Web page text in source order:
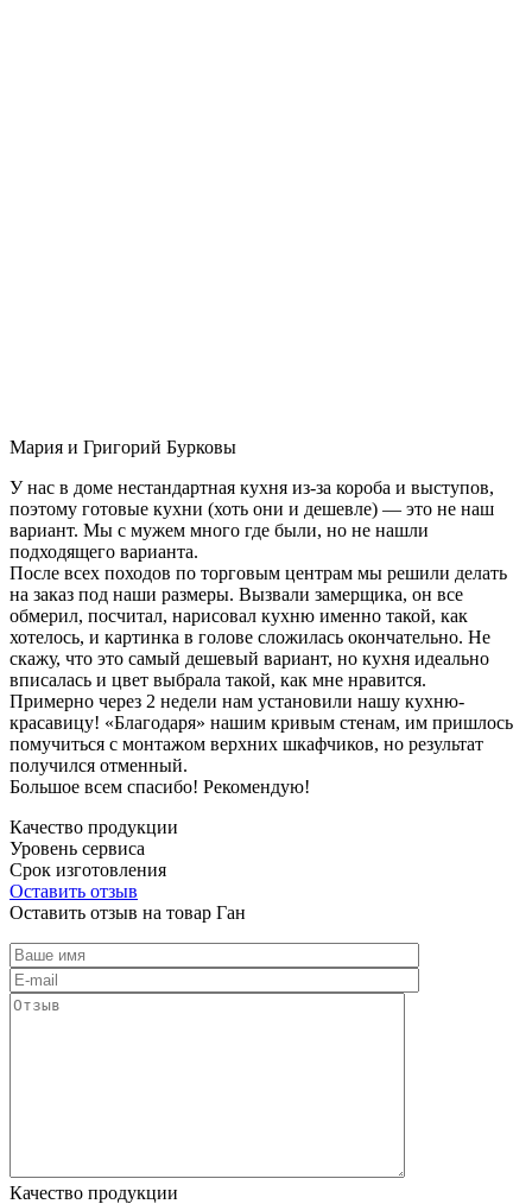
Мария и Григорий Бурковы
У нас в доме нестандартная кухня из-за короба и выступов,
поэтому готовые кухни (хоть они и дешевле) — это не наш
вариант. Мы с мужем много где были, но не нашли
подходящего варианта.
После всех походов по торговым центрам мы решили делать
на заказ под наши размеры. Вызвали замерщика, он все
обмерил, посчитал, нарисовал кухню именно такой, как
хотелось, и картинка в голове сложилась окончательно. Не
скажу, что это самый дешевый вариант, но кухня идеально
вписалась и цвет выбрала такой, как мне нравится.
Примерно через 2 недели нам установили нашу кухню-
красавицу! «Благодаря» нашим кривым стенам, им пришлось
помучиться с монтажом верхних шкафчиков, но результат
получился отменный.
Большое всем спасибо! Рекомендую!
Качество продукции
Уровень сервиса
Срок изготовления
Оставить отзыв
Оставить отзыв на товар Ган
Качество продукции